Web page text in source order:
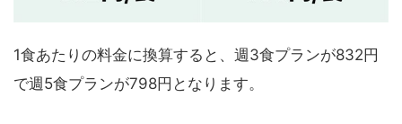
1食あたりの料金に換算すると、週3食プランが832円
で週5食プランが798円となります。